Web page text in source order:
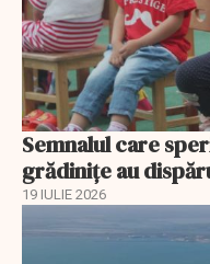
Semnalul care
grădinițe au
19 IULIE 2026